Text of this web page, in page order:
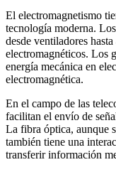
El electromagnetismo
tecnología moderna.
desde ventiladores
electromagnéticos. Los
energía mecánica en
electromagnética.
En el campo de las
facilitan el envío de
La fibra óptica, aunque
también tiene una
transferir información